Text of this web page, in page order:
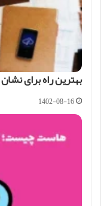
بهترین راه برای
1402-08-16